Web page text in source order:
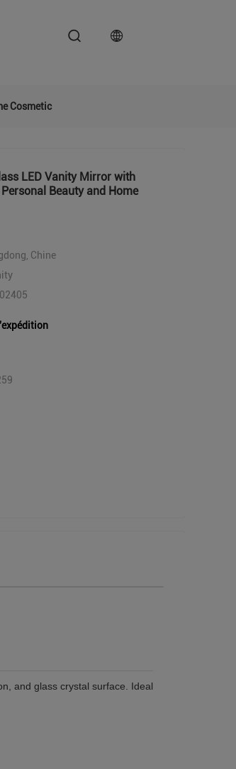
Cosmetic
LED Vanity Mirror with
Beauty and Home
Chine
and glass crystal surface. Ideal